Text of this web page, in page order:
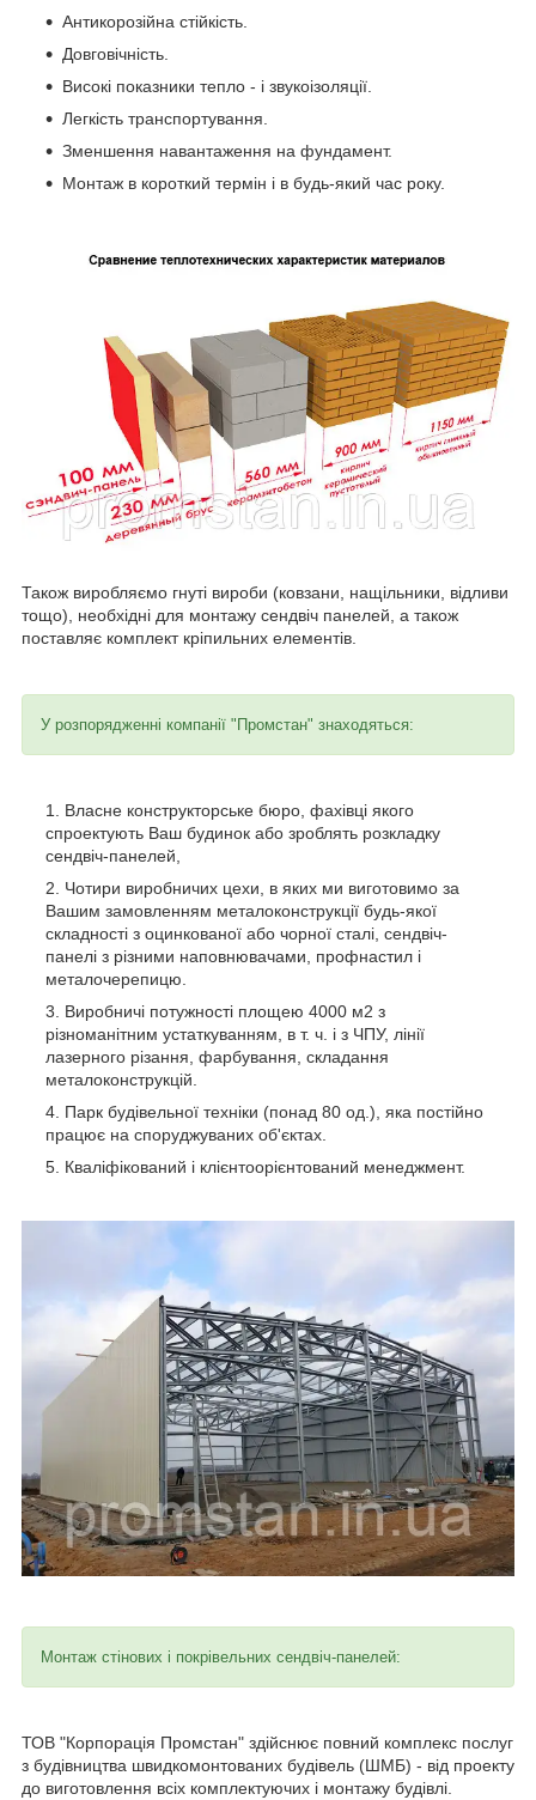
Антикорозійна стійкість.
Довговічність.
Високі показники тепло - і звукоізоляції.
Легкість транспортування.
Зменшення навантаження на фундамент.
Монтаж в короткий термін і в будь-який час року.
Також виробляємо гнуті вироби (ковзани, нащільники, відливи
тощо), необхідні для монтажу сендвіч панелей, а також
поставляє комплект кріпильних елементів.
У розпорядженні компанії "Промстан" знаходяться:
Власне конструкторське бюро, фахівці якого
спроектують Ваш будинок або зроблять розкладку
сендвіч-панелей,
Чотири виробничих цехи, в яких ми виготовимо за
Вашим замовленням металоконструкції будь-якої
складності з оцинкованої або чорної сталі, сендвіч-
панелі з різними наповнювачами, профнастил і
металочерепицю.
Виробничі потужності площею 4000 м2 з
різноманітним устаткуванням, в т. ч. і з ЧПУ, лінії
лазерного різання, фарбування, складання
металоконструкцій.
Парк будівельної техніки (понад 80 од.), яка постійно
працює на споруджуваних об'єктах.
Кваліфікований і клієнтоорієнтований менеджмент.
Монтаж стінових і покрівельних сендвіч-панелей:
ТОВ "Корпорація Промстан" здійснює повний комплекс послуг
з будівництва швидкомонтованих будівель (ШМБ) - від проекту
до виготовлення всіх комплектуючих і монтажу будівлі.